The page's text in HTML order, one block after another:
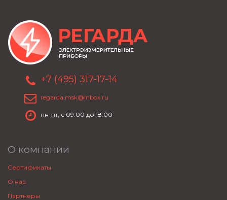
+7 (495) 317-17-14
regarda.msk@inbox.ru
пн-пт, с 09:00 до 18:00
О компании
Сертификаты
О нас
Партнеры